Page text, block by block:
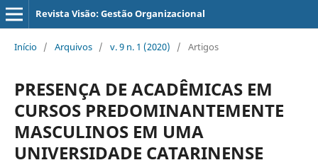
Revista Visão: Gestão Organizacional
Início / Arquivos / v. 9 n. 1 (2020) / Artigos
PRESENÇA DE ACADÊMICAS EM
CURSOS PREDOMINANTEMENTE
MASCULINOS EM UMA
UNIVERSIDADE CATARINENSE